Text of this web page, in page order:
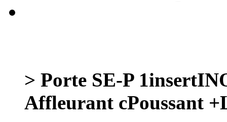
> Porte SE-P
Affleurant cPoussant